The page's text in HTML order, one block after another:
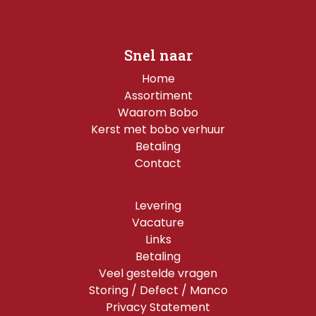
Snel naar
Home
Assortiment
Waarom Bobo
Kerst met bobo verhuur
Betaling
Contact
Levering
Vacature
Links
Betaling
Veel gestelde vragen
Storing / Defect / Manco
Privacy Statement